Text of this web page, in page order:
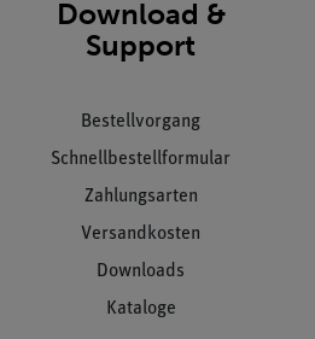
Download &
Support
Bestellvorgang
Schnellbestellformular
Zahlungsarten
Versandkosten
Downloads
Kataloge